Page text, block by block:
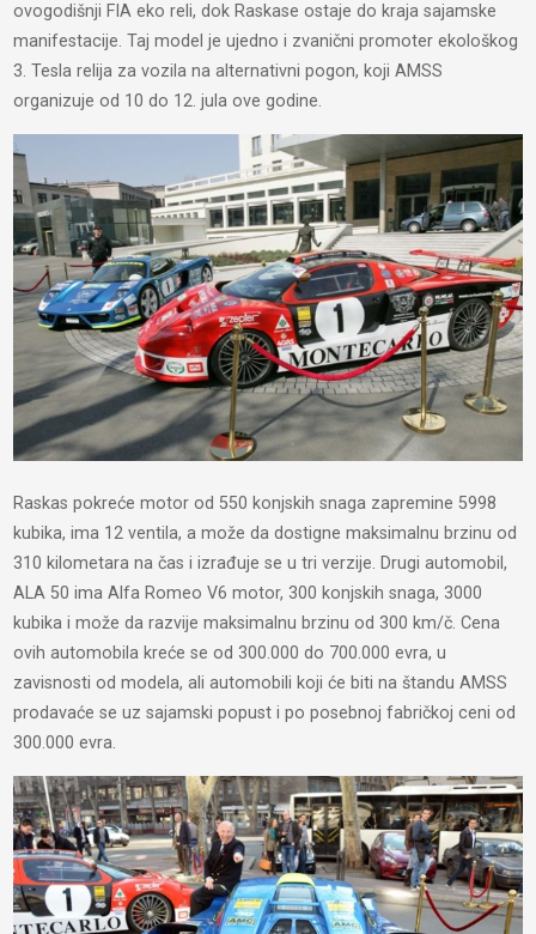
ovogodišnji FIA eko reli, dok Raskase ostaje do kraja sajamske
manifestacije. Taj model je ujedno i zvanični promoter ekološkog
3. Tesla relija za vozila na alternativni pogon, koji AMSS
organizuje od 10 do 12. jula ove godine.
Raskas pokreće motor od 550 konjskih snaga zapremine 5998
kubika, ima 12 ventila, a može da dostigne maksimalnu brzinu od
310 kilometara na čas i izrađuje se u tri verzije. Drugi automobil,
ALA 50 ima Alfa Romeo V6 motor, 300 konjskih snaga, 3000
kubika i može da razvije maksimalnu brzinu od 300 km/č. Cena
ovih automobila kreće se od 300.000 do 700.000 evra, u
zavisnosti od modela, ali automobili koji će biti na štandu AMSS
prodavaće se uz sajamski popust i po posebnoj fabričkoj ceni od
300.000 evra.